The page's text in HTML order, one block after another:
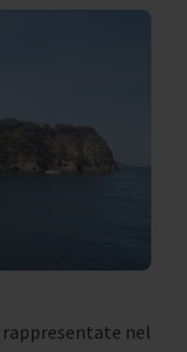
nel